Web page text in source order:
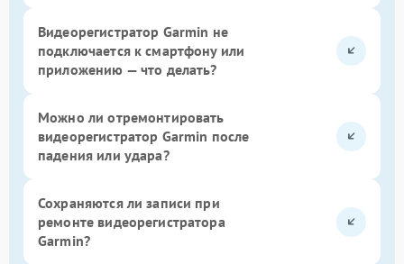
Видеорегистратор Garmin не
подключается к смартфону или
приложению — что делать?
Можно ли отремонтировать
видеорегистратор Garmin после
падения или удара?
Сохраняются ли записи при
ремонте видеорегистратора
Garmin?